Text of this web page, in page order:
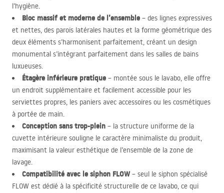
l’hygiène.
Bloc massif et moderne de l’ensemble – des lignes expressives
et nettes, des parois latérales hautes et la forme géométrique des
deux éléments s’harmonisent parfaitement, créant un design
monumental s’intégrant parfaitement dans les salles de bains
luxueuses.
Étagère inférieure pratique – montée sous le lavabo, elle offre
un endroit supplémentaire et facilement accessible pour les
serviettes propres, les paniers avec accessoires ou les cosmétiques
à portée de main.
Conception sans trop-plein – la structure uniforme de la
cuvette intérieure souligne le caractère minimaliste du produit,
maximisant la valeur esthétique de l’ensemble de la zone de
lavage.
Compatibilité avec le siphon FLOW– seul le siphon spécialisé
FLOW est dédié à la spécificité structurelle de ce lavabo, ce qui